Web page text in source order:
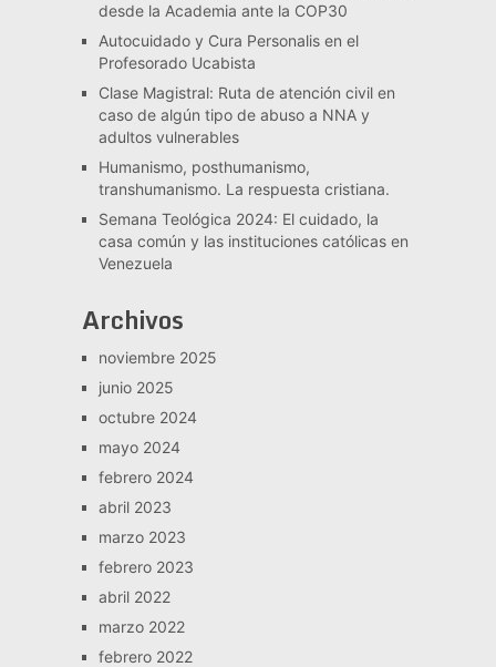
desde la Academia ante la COP30
Autocuidado y Cura Personalis en el
Profesorado Ucabista
Clase Magistral: Ruta de atención civil en
caso de algún tipo de abuso a NNA y
adultos vulnerables
Humanismo, posthumanismo,
transhumanismo. La respuesta cristiana.
Semana Teológica 2024: El cuidado, la
casa común y las instituciones católicas en
Venezuela
Archivos
noviembre 2025
junio 2025
octubre 2024
mayo 2024
febrero 2024
abril 2023
marzo 2023
febrero 2023
abril 2022
marzo 2022
febrero 2022